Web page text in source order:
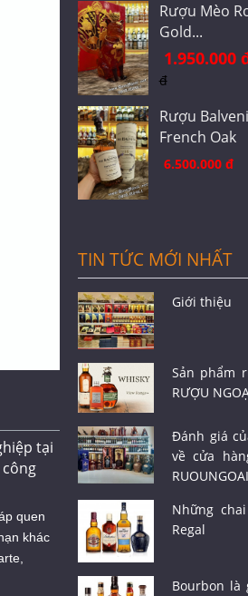
tại
quen
khác
Rượu Mèo
Gold...
1.950.000
đ
Rượu
French Oak
6.500.000 đ
TIN TỨC MỚI NHẤT
Giới thiệu
Sản phẩm
RƯỢU
Đánh giá
về cửa
Những
Regal
Bourbon là